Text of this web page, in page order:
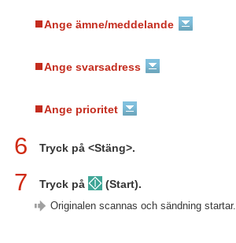
Ange ämne/meddelande
Ange svarsadress
Ange prioritet
6 Tryck på <Stäng>.
7 Tryck på (Start).
Originalen scannas och sändning startar.